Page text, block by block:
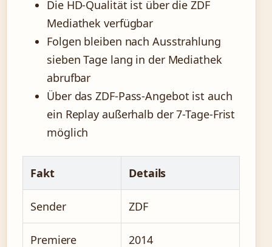
Die HD-Qualität ist über die ZDF
Mediathek verfügbar
Folgen bleiben nach Ausstrahlung
sieben Tage lang in der Mediathek
abrufbar
Über das ZDF-Pass-Angebot ist auch
ein Replay außerhalb der 7-Tage-Frist
möglich
Fakt Details
Sender ZDF
Premiere 2014